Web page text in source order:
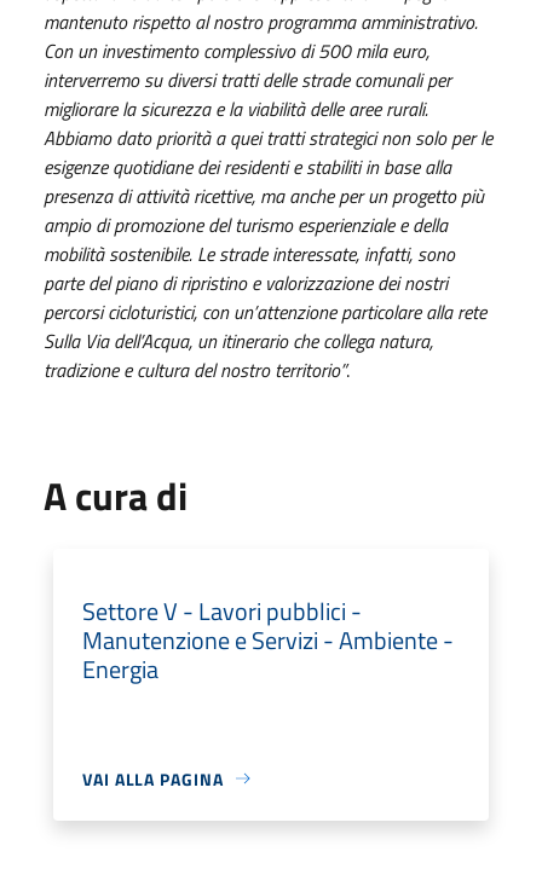
mantenuto rispetto al nostro programma amministrativo.
Con un investimento complessivo di 500 mila euro,
interverremo su diversi tratti delle strade comunali per
migliorare la sicurezza e la viabilità delle aree rurali.
Abbiamo dato priorità a quei tratti strategici non solo per le
esigenze quotidiane dei residenti e stabiliti in base alla
presenza di attività ricettive, ma anche per un progetto più
ampio di promozione del turismo esperienziale e della
mobilità sostenibile. Le strade interessate, infatti, sono
parte del piano di ripristino e valorizzazione dei nostri
percorsi cicloturistici, con un’attenzione particolare alla rete
Sulla Via dell’Acqua, un itinerario che collega natura,
tradizione e cultura del nostro territorio”.
A cura di
Settore V - Lavori pubblici -
Manutenzione e Servizi - Ambiente -
Energia
VAI ALLA PAGINA